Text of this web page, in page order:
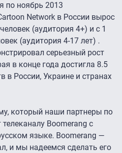
по ноябрь 2013
Network в России вырос
(аудитория 4+) и с 1
(аудитория 4-17 лет) .
серьезный рост
в конце года достигла 8.5
в России, Украине и странах
который наши партнеры по
Boomerang c
языке. Boomerang —
и мы надеемся сделать его